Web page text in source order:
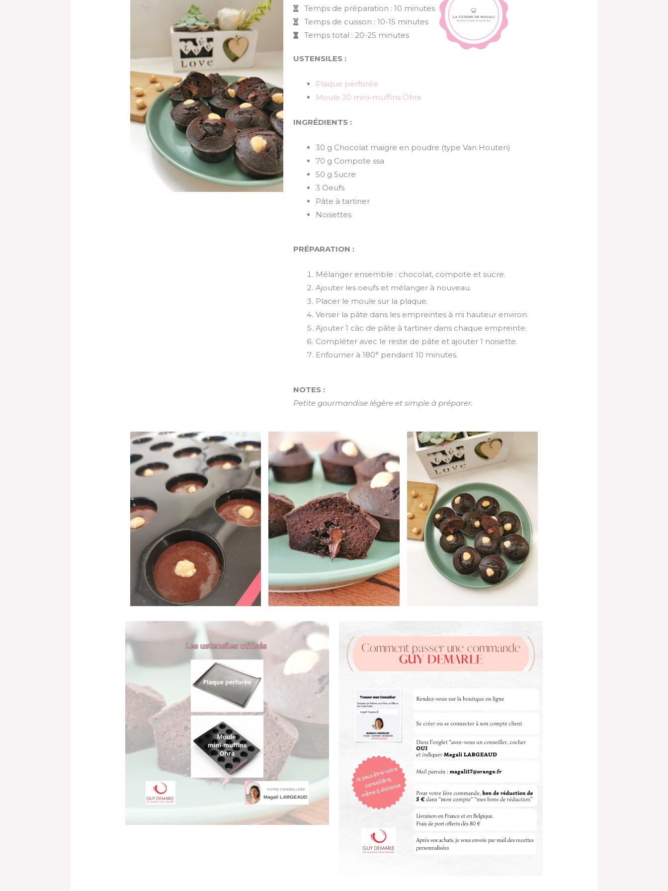
Temps de préparation : 10 minutes
Temps de cuisson : 10-15 minutes
Temps total : 20-25 minutes
USTENSILES :
Plaque perforée
Moule 20 mini-muffins Ohra
INGRÉDIENTS :
30 g Chocolat maigre en poudre (type Van Houten)
70 g Compote ssa
50 g Sucre
3 Oeufs
Pâte à tartiner
Noisettes
PRÉPARATION :
Mélanger ensemble : chocolat, compote et sucre.
Ajouter les oeufs et mélanger à nouveau.
Placer le moule sur la plaque.
Verser la pâte dans les empreintes à mi hauteur environ.
Ajouter 1 càc de pâte à tartiner dans chaque empreinte.
Compléter avec le reste de pâte et ajouter 1 noisette.
Enfourner à 180° pendant 10 minutes.
NOTES :
Petite gourmandise légère et simple à préparer.